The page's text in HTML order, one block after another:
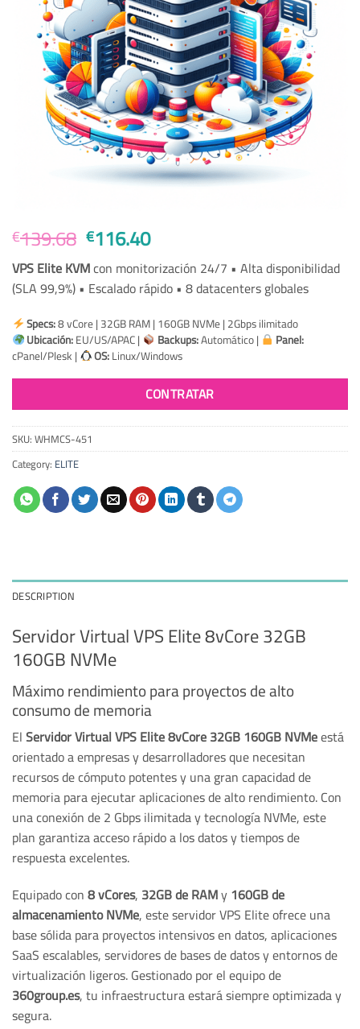
€139.68 Original
price
was:
€139.68.
€116.40Current
price
is:
€116.40.
VPS Elite KVMcon monitorización 24/7 • Alta disponibilidad
(SLA 99,9%) • Escalado rápido • 8 datacenters globales
Specs:8 vCore | 32GB RAM | 160GB NVMe | 2Gbps ilimitado
Ubicación:EU/US/APAC | Backups:Automático | Panel:
cPanel/Plesk | OS:Linux/Windows
CONTRATAR
SKU:WHMCS-451
Category: ELITE
DESCRIPTION
Servidor Virtual VPS Elite 8vCore 32GB
160GB NVMe
Máximo rendimiento para proyectos de alto
consumo de memoria
ElServidor Virtual VPS Elite 8vCore 32GB 160GB NVMeestá
orientado a empresas y desarrolladores que necesitan
recursos de cómputo potentes y una gran capacidad de
memoria para ejecutar aplicaciones de alto rendimiento. Con
una conexión de 2 Gbps ilimitada y tecnología NVMe, este
plan garantiza acceso rápido a los datos y tiempos de
respuesta excelentes.
Equipado con8 vCores, 32GB de RAMy160GB de
almacenamiento NVMe, este servidor VPS Elite ofrece una
base sólida para proyectos intensivos en datos, aplicaciones
SaaS escalables, servidores de bases de datos y entornos de
virtualización ligeros. Gestionado por el equipo de
360group.es, tu infraestructura estará siempre optimizada y
segura.